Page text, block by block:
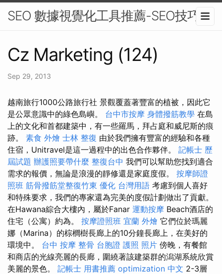
SEO 數據視覺化工具推薦-SEO技巧
Cz Marketing (124)
Sep 29, 2013
越南旅行1000公路旅行社 景觀覆蓋著豐富的植被，因此它
是公眾意識中的綠色島嶼。 台中市按摩 身體撥筋教學 在島
上的文化和首都建築中，有一些羅馬，拜占庭和威尼斯的痕
跡。 素食 外燴 士林 整復 由於我們擁有豐富的經驗和各種
住宿，Unitravel是這一過程中的出色合作夥伴。 記帳士 歷
屆試題 辦護照要帶什麼 整復台中 我們可以幫助您找到適合
需求的報價，無論是浪漫的靜修還是家庭度假。 按摩師證
照班 筋骨撥筋堂整復竹東 優化 台灣用語 考慮到個人喜好
和特殊要求，我們的專家還為完美的度假計劃做出了貢獻。
在Hawana綜合大樓內，屬於Fanar 運動按摩 Beach酒店的
住宅（公寓）約為。 按摩證照班 宜蘭 外燴 它們位於瑪麗
娜（Marina）的棕櫚樹長廊上的10分鐘長廊上，在美好的
環境中。 台中 按摩 整骨 台胞證 護照 照片 傍晚，有餐館
和商店的光線亮麗的長廊，圍繞著該建築群的潟湖系統欣賞
美麗的景色。 記帳士 用書推薦 optimization 中文 2-3層